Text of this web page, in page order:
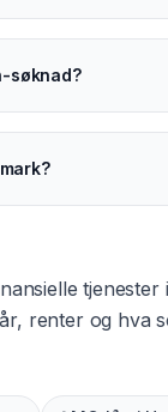
søknad?
tjenester i
renter og hva